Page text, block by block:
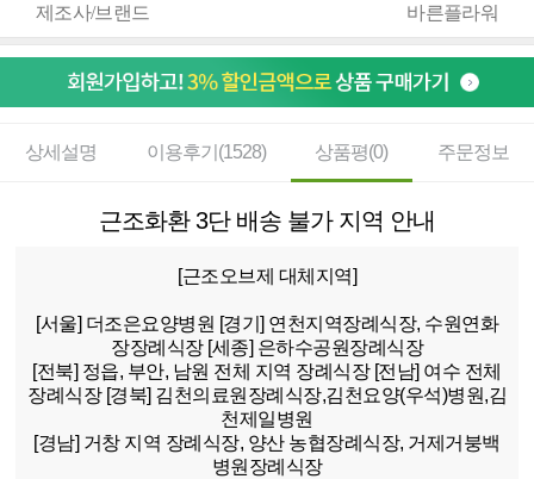
제조사/브랜드 바른플라워
상세설명 이용후기(1528) 상품평(0) 주문정보
근조화환 3단 배송 불가 지역 안내
[근조오브제 대체지역]
[서울] 더조은요양병원 [경기] 연천지역장례식장, 수원연화
장장례식장 [세종] 은하수공원장례식장
[전북] 정읍, 부안, 남원 전체 지역 장례식장 [전남] 여수 전체
장례식장 [경북] 김천의료원장례식장,김천요양(우석)병원,김
천제일병원
[경남] 거창 지역 장례식장, 양산 농협장례식장, 거제거붕백
병원장례식장